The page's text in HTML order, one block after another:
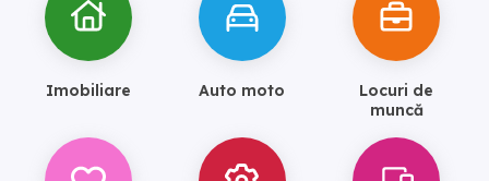
Imobiliare Auto moto
Locuri de
muncă